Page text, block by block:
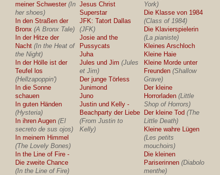
meiner Schwester (In
her shoes)
In den Straßen der
Bronx (A Bronx Tale)
In der Hitze der
Nacht (In the Heat of
the Night)
In der Hölle ist der
Teufel los
(Hellzapoppin')
In die Sonne
schauen
In guten Händen
(Hysteria)
In ihren Augen (El
secreto de sus ojos)
In meinem Himmel
(The Lovely Bones)
In the Line of Fire -
Die zweite Chance
(In the Line of Fire)
Jesus Christ
Superstar
JFK: Tatort Dallas
(JFK)
Josie and the
Pussycats
Juha
Jules und Jim (Jules
et Jim)
Der junge Törless
Junimond
Juno
Justin und Kelly -
Beachparty der Liebe
(From Justin to
Kelly)
York)
Die Klasse von 1984
(Class of 1984)
Die Klavierspielerin
(La pianiste)
Kleines Arschloch
Kleine Haie
Kleine Morde unter
Freunden (Shallow
Grave)
Der kleine
Horrorladen (Little
Shop of Horrors)
Der kleine Tod (The
Little Death)
Kleine wahre Lügen
(Les petits
mouchoirs)
Die kleinen
Pariserinnen (Diabolo
menthe)